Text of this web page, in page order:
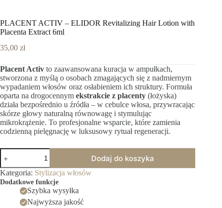
PLACENT ACTIV – ELIDOR Revitalizing Hair Lotion with
Placenta Extract 6ml
35,00 zł
Placent Activ to zaawansowana kuracja w ampułkach,
stworzona z myślą o osobach zmagających się z nadmiernym
wypadaniem włosów oraz osłabieniem ich struktury. Formuła
oparta na drogocennym ekstrakcie z placenty (łożyska)
działa bezpośrednio u źródła – w cebulce włosa, przywracając
skórze głowy naturalną równowagę i stymulując
mikrokrążenie. To profesjonalne wsparcie, które zamienia
codzienną pielęgnację w luksusowy rytuał regeneracji.
Dodaj do koszyka
Kategoria: Stylizacja włosów
Dodatkowe funkcje
Szybka wysyłka
Najwyższa jakość